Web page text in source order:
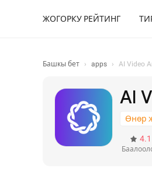
ЖОГОРКУ РЕЙТИНГ
Башкы бет › apps › AI Video
AI
Өнөр
4.1